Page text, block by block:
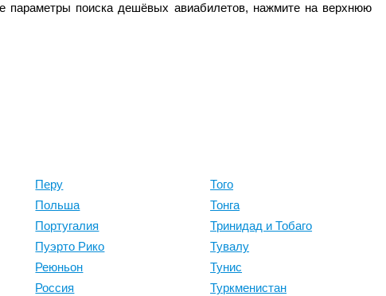
параметры поиска дешёвых авиабилетов, нажмите на верхнюю
Перу
Польша
Португалия
Пуэрто Рико
Реюньон
Россия
Того
Тонга
Тринидад и Тобаго
Тувалу
Тунис
Туркменистан